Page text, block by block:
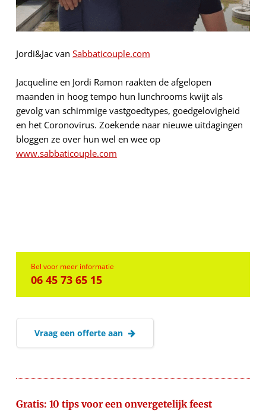
Jordi&Jac van Sabbaticouple.com
Jacqueline en Jordi Ramon raakten de afgelopen
maanden in hoog tempo hun lunchrooms kwijt als
gevolg van schimmige vastgoedtypes, goedgelovigheid
en het Coronovirus. Zoekende naar nieuwe uitdagingen
bloggen ze over hun wel en wee op
www.sabbaticouple.com
Bel voor meer informatie
06 45 73 65 15
Vraag een offerte aan
Gratis: 10 tips voor een onvergetelijk feest